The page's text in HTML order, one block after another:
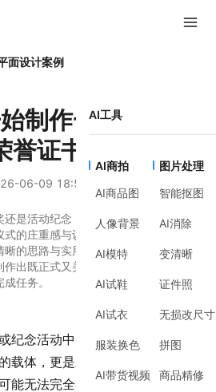
AI工具
AI商拍
AI商品图
人像背景
AI模特
AI试鞋
AI试衣
服装换色
AI带货视频
图片处理
智能抠图
AI消除
变清晰
证件照
无损改尺寸
拼图
商品精修
面设计案例
制作一份专业的
誉证书模板
06-09 18:56
是活动纪念，一份设计得当的奖状荣
的庄重感与认可度。本文旨在为需要
的思路与实用的方法，从前期构思到
出既正式又美观的奖状荣誉证书模
任务。
纪念活动中，一份精心设计的奖状
载体，更是对获得者努力的正式认
能无法完全契合活动主题，而完全